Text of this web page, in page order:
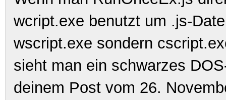
wcript.exe benutzt um .js-
wscript.exe sondern
sieht man ein schwarzes
deinem Post vom 26.